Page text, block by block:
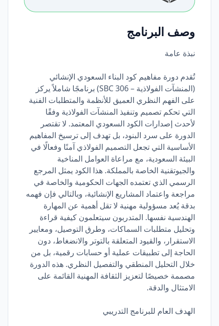
وصف البرنامج
نبذة عامة
تُقدم دورة مفاهيم كود البناء السعودي الإنشائي
(المنشآت الفولاذية – SBC 306) برنامجًا شاملاً يركز
على الفهم النظري العميق للأنظمة والمتطلبات الفنية
التي تحكم تصميم وتنفيذ المنشآت الفولاذية وفقًا
لأحدث إصدارات الكود السعودي المعتمد. لا تقتصر
الدورة على سرد البنود، بل تهدف إلى ترسيخ المفاهيم
الأساسية التي تجعل التصميم الفولاذي آمنًا وفعالًا في
البيئة السعودية، مع مراعاة العوامل المناخية
والجيوتقنية الخاصة بالمملكة. هذا الكود يمثل المرجع
الرسمي الذي تعتمده الجهات الحكومية والخاصة في
مراجعة واعتماد المشاريع الإنشائية، وبالتالي فإن فهمه
بدقة يُعد مسؤولية مهنية لا تقل أهمية عن المهارة
الهندسية نفسها. المتدربون سيتعلمون كيفية قراءة
وتحليل متطلبات السماكات، وطرق التوصيل، ومعايير
الاستقرار، والقيود المتعلقة بالتوتر والانضغاط، دون
الحاجة إلى تطبيقات عملية أو حسابات رقمية، بل من
خلال التحليل المنطقي والتفصيل النظري. هذه الدورة
مصممة خصيصًا لتعزيز الثقافة المهنية القائمة على
الامتثال والدقة.
الهدف العام للبرنامج التدريبي